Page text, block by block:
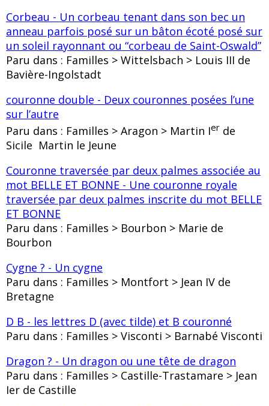
Corbeau - Un corbeau tenant dans son bec un
anneau parfois posé sur un bâton écoté posé sur
un soleil rayonnant ou “corbeau de Saint-Oswald”
Paru dans : Familles > Wittelsbach > Louis III de
Bavière-Ingolstadt
couronne double - Deux couronnes posées l’une
sur l’autre
Paru dans : Familles > Aragon > Martin Ier de
Sicile Martin le Jeune
Couronne traversée par deux palmes associée au
mot BELLE ET BONNE - Une couronne royale
traversée par deux palmes inscrite du mot BELLE
ET BONNE
Paru dans : Familles > Bourbon > Marie de
Bourbon
Cygne ? - Un cygne
Paru dans : Familles > Montfort > Jean IV de
Bretagne
D B - les lettres D (avec tilde) et B couronné
Paru dans : Familles > Visconti > Barnabé Visconti
Dragon ? - Un dragon ou une tête de dragon
Paru dans : Familles > Castille-Trastamare > Jean
Ier de Castille